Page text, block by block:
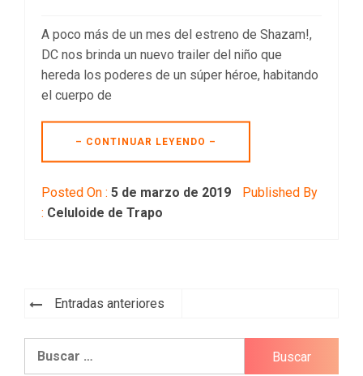
A poco más de un mes del estreno de Shazam!,
DC nos brinda un nuevo trailer del niño que
hereda los poderes de un súper héroe, habitando
el cuerpo de
– CONTINUAR LEYENDO –
Posted On : 5 de marzo de 2019
Published By
: Celuloide de Trapo
Navegación
entradas
Entradas anteriores